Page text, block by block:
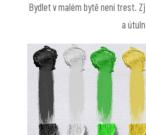
Bydlet v malém bytě není trest.
a